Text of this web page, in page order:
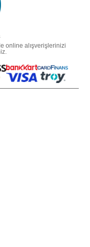
online alışverişlerinizi